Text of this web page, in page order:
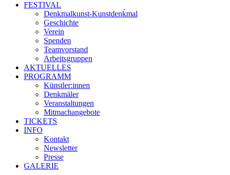
FESTIVAL
Denkmalkunst-Kunstdenḱmal
Geschichte
Verein
Spenden
Teamvorstand
Arbeitsgruppen
AKTUELLES
PROGRAMM
Künstler:innen
Denkmäler
Veranstaltungen
Mitmachangebote
TICKETS
INFO
Kontakt
Newsletter
Presse
GALERIE